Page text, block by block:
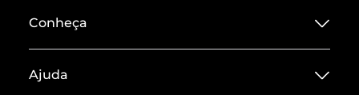
Conheça
Termos de Uso
Ajuda